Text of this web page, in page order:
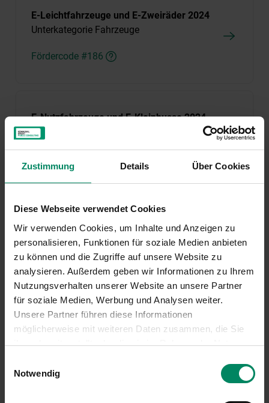
Zustimmung Details Über Cookies
Diese Webseite verwendet Cookies
Wir verwenden Cookies, um Inhalte und Anzeigen zu
personalisieren, Funktionen für soziale Medien anbieten
zu können und die Zugriffe auf unsere Website zu
analysieren. Außerdem geben wir Informationen zu Ihrem
Nutzungsverhalten unserer Website an unsere Partner
für soziale Medien, Werbung und Analysen weiter.
Unsere Partner führen diese Informationen
möglicherweise mit weiteren Daten zusammen, die Sie
ihnen bereitgestellt oder die sie im Rahmen der Nutzung
Notwendig
E-Leichtfahrzeuge und E-Zweiräder 2024
Unterkategorie Fahrzeuge
Fördercode #186
E-Nutzfahrzeuge und E-Kleinbusse 2024
Unterkategorie Fahrzeuge
E-Carsharing und Fahrschulen 2024
(beschränkte Zielgruppe)
Unterkategorie Fahrzeuge
Fördercode #155